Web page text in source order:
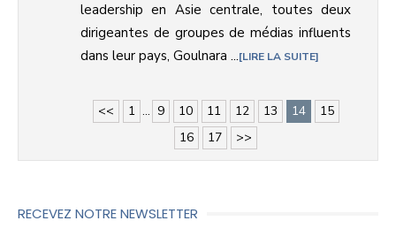
leadership en Asie centrale, toutes deux
dirigeantes de groupes de médias influents
dans leur pays, Goulnara ... LIRE LA SUITE
<< 1 ... 9 10 11 12 13 14
15
16
17 >>
RECEVEZ NOTRE NEWSLETTER